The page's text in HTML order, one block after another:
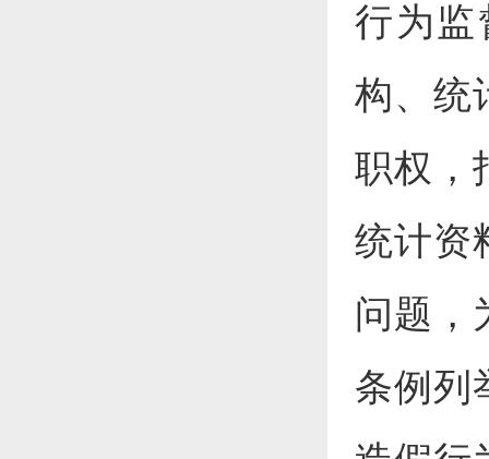
行为监
构、统
职权，
统计资
问题，
条例列